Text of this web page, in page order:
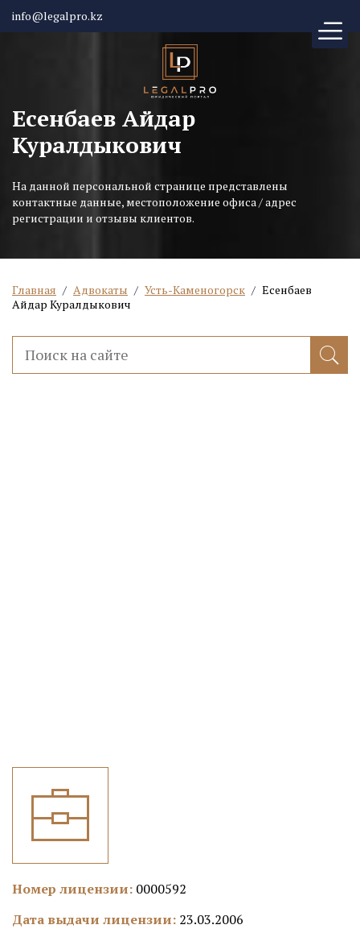
info@legalpro.kz
Есенбаев Айдар
Куралдыкович
На данной персональной странице представлены
контактные данные, местоположение офиса / адрес
регистрации и отзывы клиентов.
Главная / Адвокаты / Усть-Каменогорск / Есенбаев
Айдар Куралдыкович
Номер лицензии: 0000592
Дата выдачи лицензии: 23.03.2006